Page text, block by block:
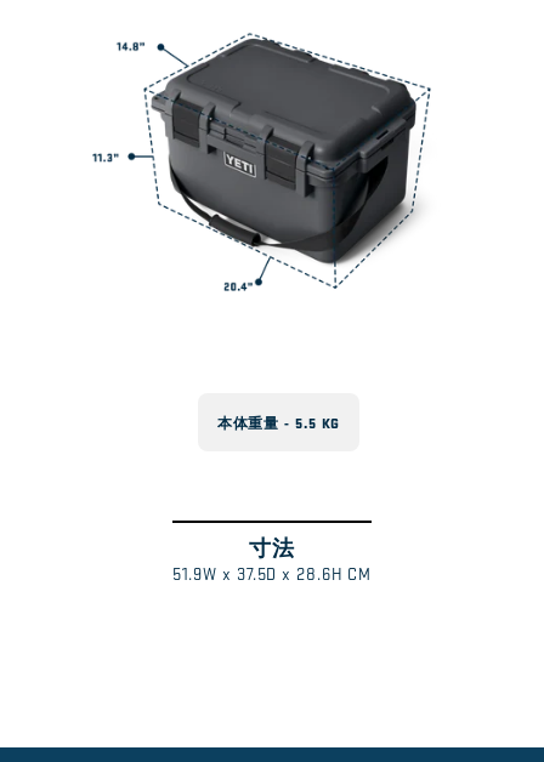
本体重量 - 5.5 KG
寸法
51.9W x 37.5D x 28.6H CM
1/
ス